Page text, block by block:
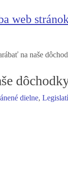
web
na naše
dielne,